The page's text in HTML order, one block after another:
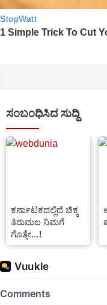
ಸಂಬಂಧಿಸಿದ ಸುದ್ದಿ
ಕರ್ನಾಟಕದಲ್ಲಿದೆ ಚಿಕ್ಕ
ತಿರುಮಲ ನಿಮಗೆ
ಗೊತ್ತೇ...!